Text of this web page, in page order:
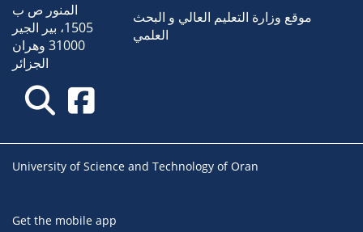
المنور ص ب
1505، بير الجير
31000 وهران
الجزائر
موقع وزارة التعليم العالي و البحث
العلمي
University of Science and Technology of Oran
Get the mobile app